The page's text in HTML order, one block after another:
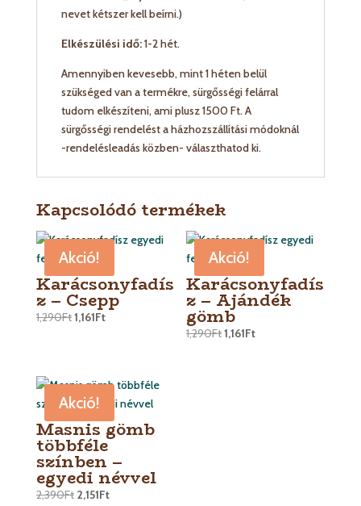
nevet kétszer kell beírni.)
Elkészülési idő:1-2 hét.
Amennyiben kevesebb, mint 1 héten belül
szükséged van a termékre, sürgősségi felárral
tudom elkészíteni, ami plusz 1500 Ft. A
sürgősségi rendelést a házhozszállítási módoknál
-rendelésleadás közben- választhatod ki.
Kapcsolódó termékek
Akció!
Karácsonyfadís
z – Csepp
1,290Ft1,161Ft
Akció!
Karácsonyfadís
z – Ajándék
gömb
1,290Ft1,161Ft
Akció!
Masnis gömb
többféle
színben –
egyedi névvel
2,390Ft 2,151Ft